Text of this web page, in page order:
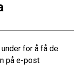
for å få de
på e-post